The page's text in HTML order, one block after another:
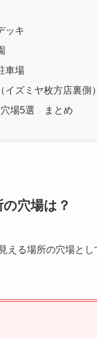
ッキ
車場
ズミヤ枚方店裏側）
穴場5選 まとめ
穴場は？
る場所の穴場と